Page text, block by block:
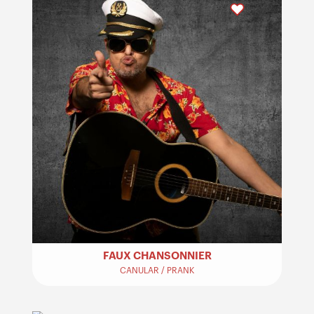
FAUX CHANSONNIER
CANULAR / PRANK